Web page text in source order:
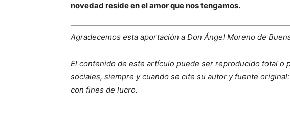
novedad reside en el amor que nos tengamos.
Agradecemos esta aportación a Don Ángel Moreno de
El contenido de este artículo puede ser reproducido total o
sociales, siempre y cuando se cite su autor y fuente original:
con fines de lucro.